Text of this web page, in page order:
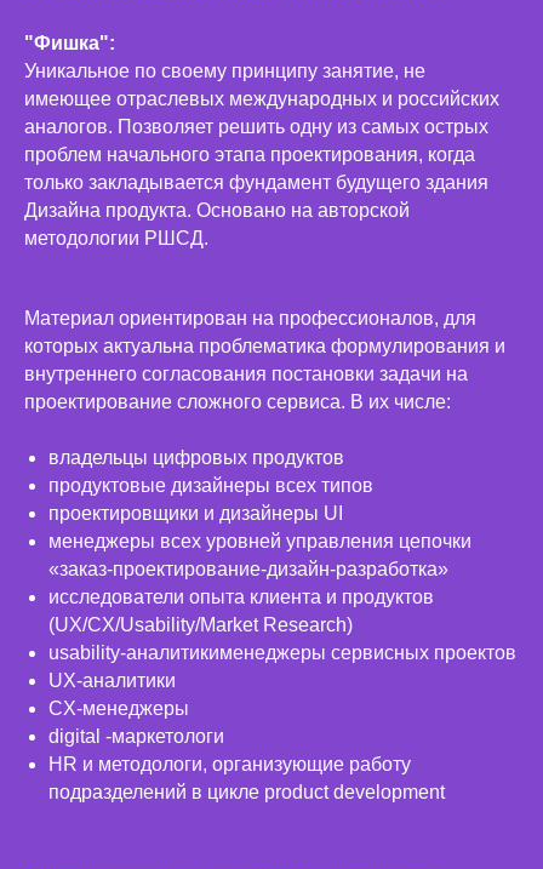
"Фишка":
Уникальное по своему принципу занятие, не
имеющее отраслевых международных и российских
аналогов. Позволяет решить одну из самых острых
проблем начального этапа проектирования, когда
только закладывается фундамент будущего здания
Дизайна продукта. Основано на авторской
методологии РШСД.
Материал ориентирован на профессионалов, для
которых актуальна проблематика формулирования и
внутреннего согласования постановки задачи на
проектирование сложного сервиса. В их числе:
владельцы цифровых продуктов
продуктовые дизайнеры всех типов
проектировщики и дизайнеры UI
менеджеры всех уровней управления цепочки
«заказ-проектирование-дизайн-разработка»
исследователи опыта клиента и продуктов
(UX/CX/Usability/Market Research)
usability-аналитикименеджеры сервисных проектов
UX-аналитики
CX-менеджеры
digital -маркетологи
HR и методологи, организующие работу
подразделений в цикле product development